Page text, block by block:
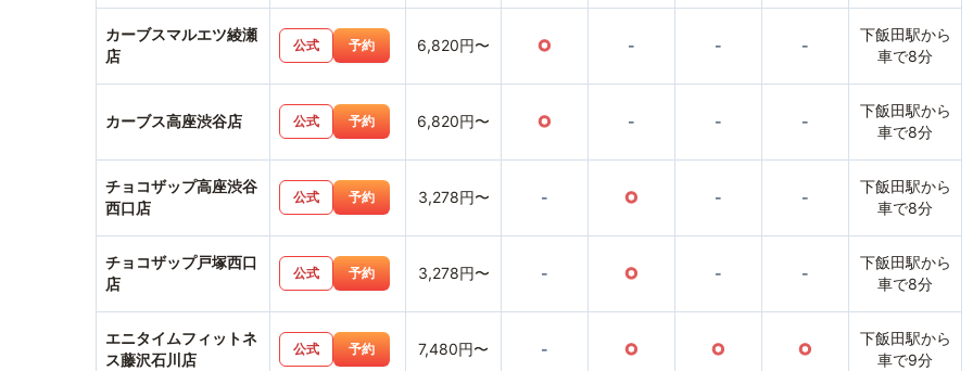
カーブスマルエツ綾瀬
店
公式 予約 6,820円〜 ○ - - -
下飯田駅から
車で8分
カーブス高座渋谷店 公式 予約 6,820円〜 ○ - - -
下飯田駅から
車で8分
チョコザップ高座渋谷
西口店
公式 予約 3,278円〜 - ○ - -
下飯田駅から
車で8分
チョコザップ戸塚西口
店
公式 予約 3,278円〜 - ○ - -
下飯田駅から
車で8分
エニタイムフィットネ
ス藤沢石川店
公式 予約 7,480円〜 - ○ ○ ○
下飯田駅から
車で9分